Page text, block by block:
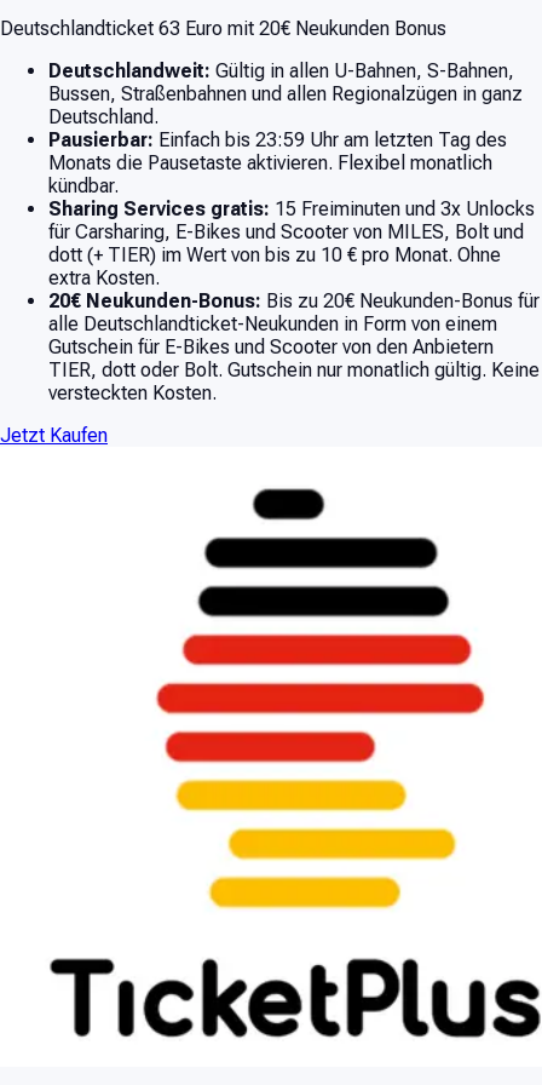
Deutschlandticket 63 Euro mit 20€ Neukunden Bonus
Deutschlandweit: Gültig in allen U-Bahnen, S-Bahnen,
Bussen, Straßenbahnen und allen Regionalzügen in ganz
Deutschland.
Pausierbar: Einfach bis 23:59 Uhr am letzten Tag des
Monats die Pausetaste aktivieren. Flexibel monatlich
kündbar.
Sharing Services gratis: 15 Freiminuten und 3x Unlocks
für Carsharing, E-Bikes und Scooter von MILES, Bolt und
dott (+ TIER) im Wert von bis zu 10 € pro Monat. Ohne
extra Kosten.
20€ Neukunden-Bonus: Bis zu 20€ Neukunden-Bonus für
alle Deutschlandticket-Neukunden in Form von einem
Gutschein für E-Bikes und Scooter von den Anbietern
TIER, dott oder Bolt. Gutschein nur monatlich gültig. Keine
versteckten Kosten.
Jetzt Kaufen